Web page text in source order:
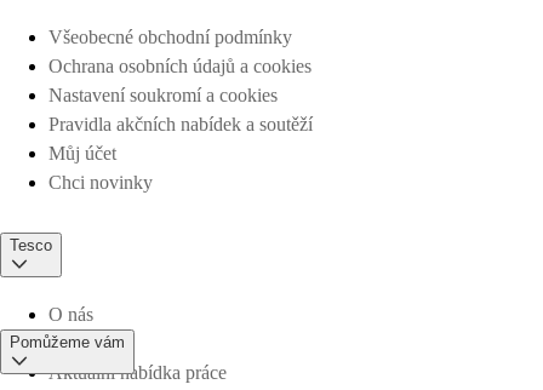
Všeobecné obchodní podmínky
Ochrana osobních údajů a cookies
Nastavení soukromí a cookies
Pravidla akčních nabídek a soutěží
Můj účet
Chci novinky
Tesco
O nás
Aktuální nabídka práce
Pomůžeme vám